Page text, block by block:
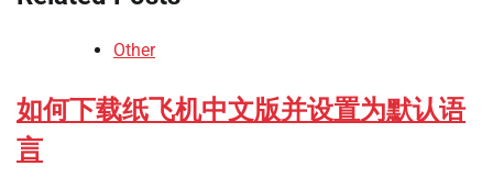
Other
如何下载纸飞机中文版并设置为默认语
言